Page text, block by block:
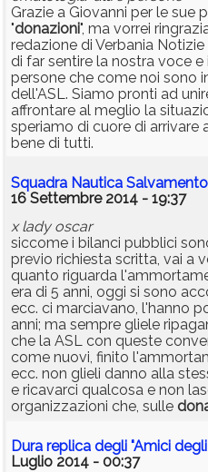
Grazie a Giovanni per le sue
"donazioni", ma vorrei
redazione di Verbania
di far sentire la nostra voce
persone che come noi sono
dell'ASL. Siamo pronti ad
affrontare al meglio la
speriamo di cuore di arrivare
bene di tutti.
Squadra Nautica
16 Settembre 2014 - 19:37
x lady oscar
siccome i bilanci pubblici
previo richiesta scritta, vai a
quanto riguarda
era di 5 anni, oggi si sono
ecc. ci marciavano, l'hanno
anni; ma sempre gliele
che la ASL con queste
come nuovi, finito
ecc. non glieli danno alla
e ricavarci qualcosa e non
organizzazioni che, sulle
Dura replica degli "Amici
Luglio 2014 - 00:37